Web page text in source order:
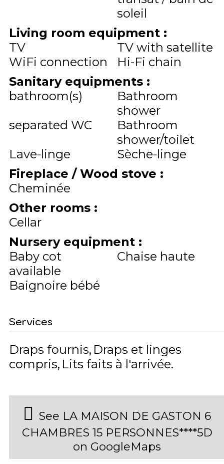
soleil
Living room equipment :
TV
TV with satellite
WiFi connection
Hi-Fi chain
Sanitary equipments :
bathroom(s)
Bathroom
shower
separated WC
Bathroom
shower/toilet
Lave-linge
Sèche-linge
Fireplace / Wood stove :
Cheminée
Other rooms :
Cellar
Nursery equipment :
Baby cot
available
Chaise haute
Baignoire bébé
Services
Draps fournis Draps et linges
compris Lits faits à l'arrivée
See LA MAISON DE GASTON 6
CHAMBRES 15 PERSONNES****5D
on GoogleMaps